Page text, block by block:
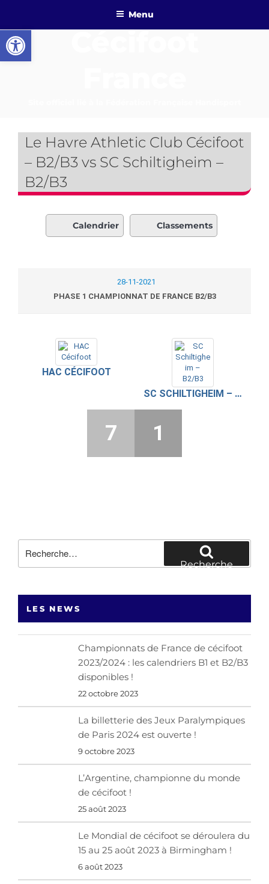
contenu
principal
Menu
Le Havre Athletic Club Cécifoot
– B2/B3 vs SC Schiltigheim –
B2/B3
Calendrier Classements
28-11-2021
PHASE 1 CHAMPIONNAT DE FRANCE B2/B3
HAC CÉCIFOOT
SC SCHILTIGHEIM – B2/B3
7 1
pour
Recherche
LES NEWS
Championnats de France de cécifoot
2023/2024 : les calendriers B1 et B2/B3
disponibles !
22 octobre 2023
La billetterie des Jeux Paralympiques
de Paris 2024 est ouverte !
9 octobre 2023
L’Argentine, championne du monde
de cécifoot !
25 août 2023
Le Mondial de cécifoot se déroulera du
15 au 25 août 2023 à Birmingham !
6 août 2023
Ouvrir la barre d’outils